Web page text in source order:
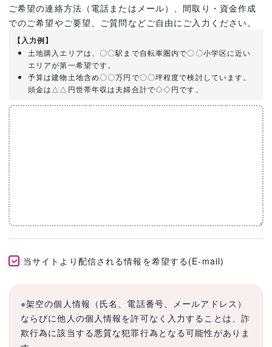
ご希望の連絡方法（電話またはメール）、間取り・資金作成
でのご希望やご要望、ご質問などご自由にご入力ください。
【入力例】
土地購入エリアは、〇〇駅まで自転車圏内で〇〇小学区に近い
エリアが第一希望です。
予算は建物土地含め〇〇万円で〇〇坪程度で検討しています。
頭金は△△円世帯年収は夫婦合計で◇◇円です。
当サイトより配信される情報を希望する(E-mail)
※架空の個人情報（氏名、電話番号、メールアドレス）
ならびに他人の個人情報を許可なく入力することは、詐
欺行為に該当する悪質な犯罪行為となる可能性がありま